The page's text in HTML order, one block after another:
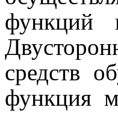
функций
средств
функция